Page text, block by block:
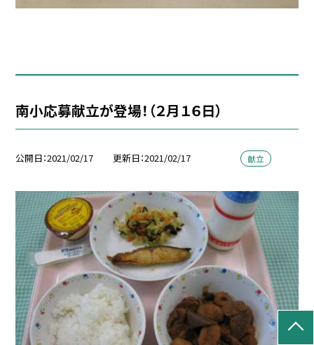
南小応募献立が登場！（２月１６日）
公開日 2021/02/17 更新日 2021/02/17 献立